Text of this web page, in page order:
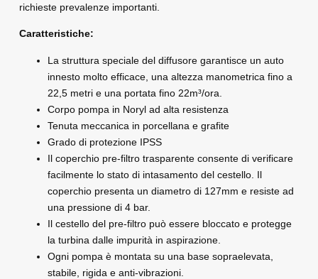
richieste prevalenze importanti.
Caratteristiche:
La struttura speciale del diffusore garantisce un auto
innesto molto efficace, una altezza manometrica fino a
22,5 metri e una portata fino 22m³/ora.
Corpo pompa in Noryl ad alta resistenza
Tenuta meccanica in porcellana e grafite
Grado di protezione IPSS
Il coperchio pre-filtro trasparente consente di verificare
facilmente lo stato di intasamento del cestello. Il
coperchio presenta un diametro di 127mm e resiste ad
una pressione di 4 bar.
Il cestello del pre-filtro può essere bloccato e protegge
la turbina dalle impurità in aspirazione.
Ogni pompa è montata su una base sopraelevata,
stabile, rigida e anti-vibrazioni.